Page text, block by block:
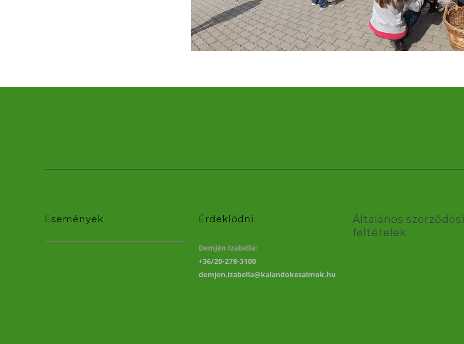
Események Érdeklődni
Demjén Izabella:
+36/20-278-3100
demjen.izabella@kalandokesalmok.hu
Általános szerződési
feltételek